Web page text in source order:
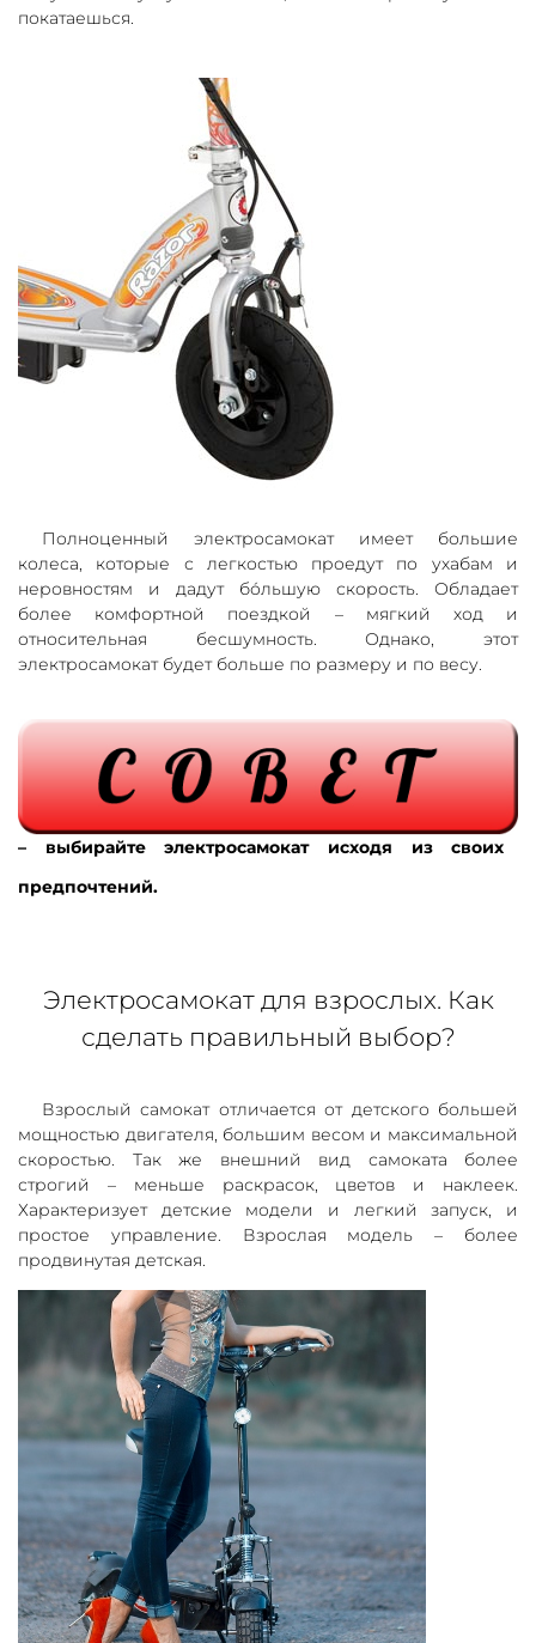
покатаешься.
Полноценный электросамокат имеет большие
колеса, которые с легкостью проедут по ухабам и
неровностям и дадут бо́льшую скорость. Обладает
более комфортной поездкой – мягкий ход и
относительная бесшумность. Однако, этот
электросамокат будет больше по размеру и по весу.
– выбирайте электросамокат исходя из своих
предпочтений.
Электросамокат для взрослых. Как
сделать правильный выбор?
Взрослый самокат отличается от детского большей
мощностью двигателя, большим весом и максимальной
скоростью. Так же внешний вид самоката более
строгий – меньше раскрасок, цветов и наклеек.
Характеризует детские модели и легкий запуск, и
простое управление. Взрослая модель – более
продвинутая детская.